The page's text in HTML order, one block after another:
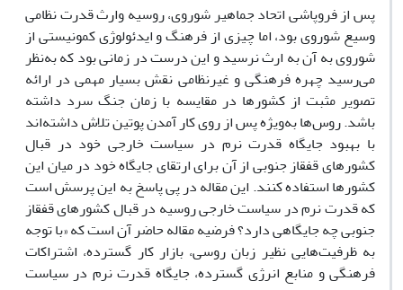
پس از فروپاشی اتحاد جماهیر شوروی، روسیه وارث قدرت نظامی
وسیع شوروی بود، اما چیزی از فرهنگ و ایدئولوژی کمونیستی از
شوروی به آن به ارث نرسید و این درست در زمانی بود که به‌نظر
می‎‌رسید چهره فرهنگی و غیرنظامی نقش بسیار مهمی در ارائه
تصویر مثبت از کشورها در مقایسه با زمان جنگ سرد داشته
باشد. روس‌ها به‌ویژه پس از روی کار آمدن پوتین تلاش داشته‌اند
با بهبود جایگاه قدرت نرم در سیاست خارجی خود در قبال
کشورهای قفقاز جنوبی از آن برای ارتقای جایگاه خود در میان این
کشورها استفاده کنند. این مقاله در پی پاسخ به این پرسش است
که قدرت نرم در سیاست خارجی روسیه در قبال کشورهای قفقاز
جنوبی چه جایگاهی دارد؟ فرضیه‌ مقاله حاضر آن است که «با توجه
به ظرفیت‌هایی نظیر زبان روسی، بازار کار گسترده، اشتراکات
فرهنگی و منابع انرژی گسترده، جایگاه قدرت نرم در سیاست